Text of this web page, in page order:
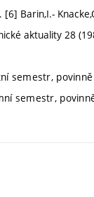
[6] Barin,I.-
aktuality 28
semestr,
semestr,